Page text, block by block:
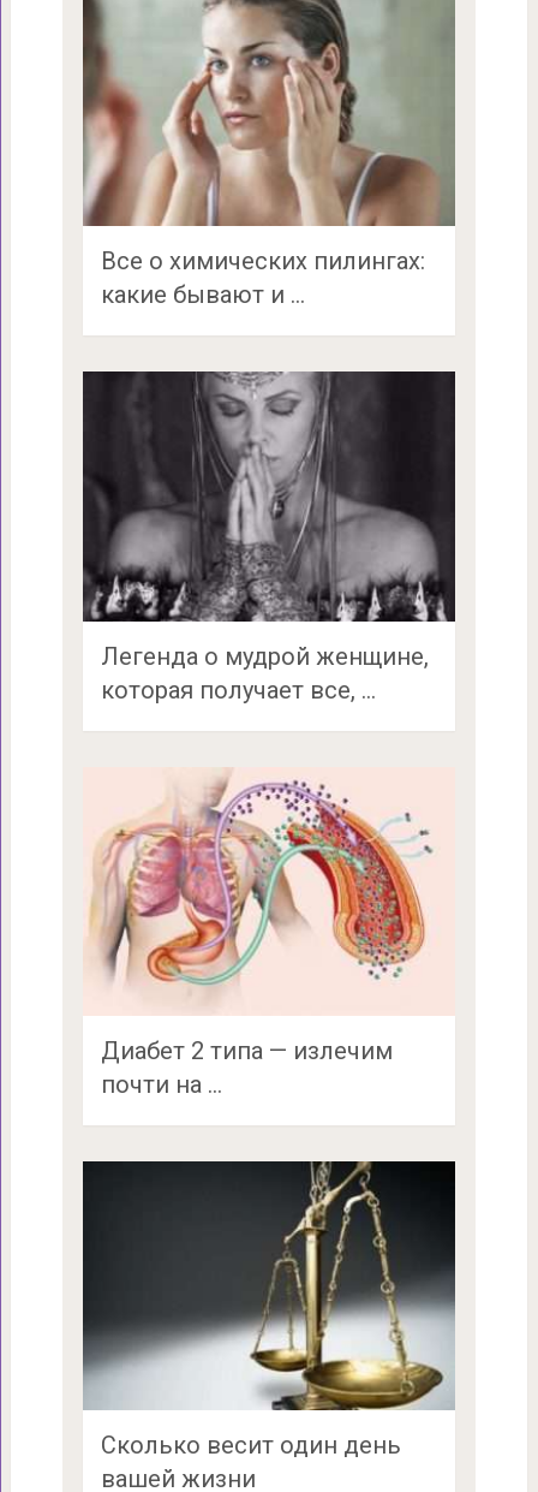
Все о химических пилингах:
какие бывают и …
Легенда о мудрой женщине,
которая получает все, …
Диабет 2 типа — излечим
почти на …
Сколько весит один день
вашей жизни